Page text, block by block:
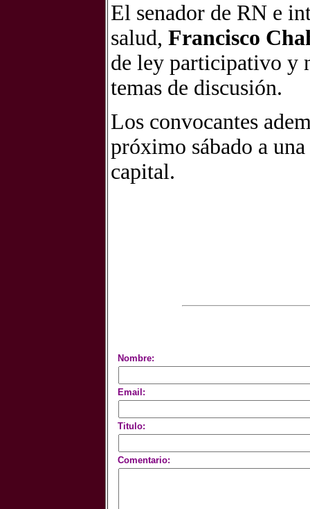
El senador de RN e
salud, Francisco
de ley participativo y
temas de discusión.
Los convocantes
próximo sábado a
capital.
Nombre:
Email:
Titulo:
Comentario: